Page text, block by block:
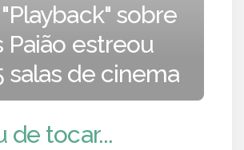
sobre
Paião estreou
salas de cinema
de tocar...